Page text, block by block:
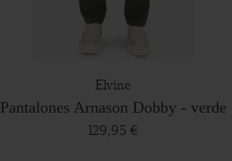
Elvine
Pantalones Arnason Dobby - verde
129,95 €